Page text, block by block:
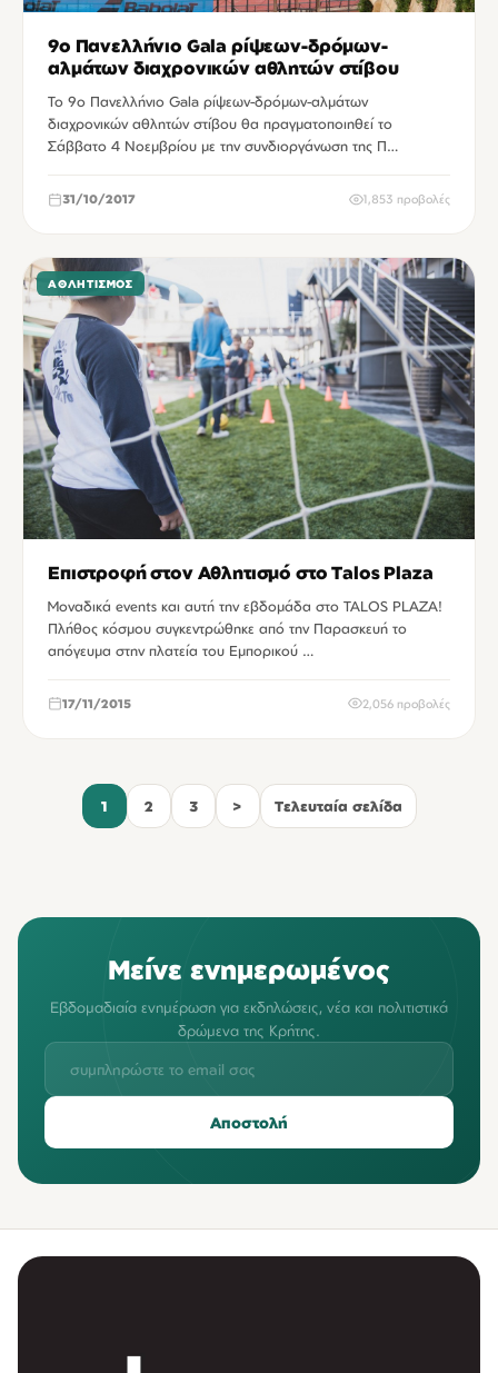
9ο Πανελλήνιο Gala ρίψεων-δρόμων-
αλμάτων διαχρονικών αθλητών στίβου
Το 9ο Πανελλήνιο Gala ρίψεων-δρόμων-αλμάτων
διαχρονικών αθλητών στίβου θα πραγματοποιηθεί το
Σάββατο 4 Νοεμβρίου με την συνδιοργάνωση της Π…
31/10/2017 1,853 προβολές
ΑΘΛΗΤΙΣΜΌΣ
Επιστροφή στον Αθλητισμό στο Talos Plaza
Μοναδικά events και αυτή την εβδομάδα στο TALOS PLAZA!
Πλήθος κόσμου συγκεντρώθηκε από την Παρασκευή το
απόγευμα στην πλατεία του Εμπορικού …
17/11/2015 2,056 προβολές
1 2 3 > Τελευταία σελίδα
Μείνε ενημερωμένος
Εβδομαδιαία ενημέρωση για εκδηλώσεις, νέα και πολιτιστικά
δρώμενα της Κρήτης.
Αποστολή